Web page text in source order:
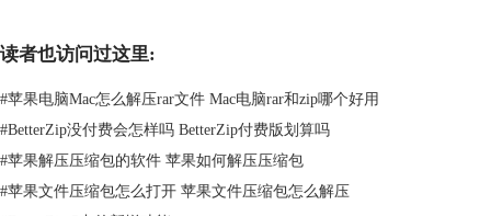
读者也访问过这里:
#苹果电脑Mac怎么解压rar文件 Mac电脑rar和zip哪个好用
#BetterZip没付费会怎样吗 BetterZip付费版划算吗
#苹果解压压缩包的软件 苹果如何解压压缩包
#苹果文件压缩包怎么打开 苹果文件压缩包怎么解压